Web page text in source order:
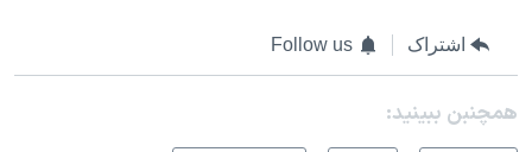
اشتراک Follow us
همچنبن ببینید: